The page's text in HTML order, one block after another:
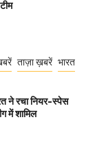
ताज़ा ख़बरें भारत
ने रचा नियर-स्पेस
में शामिल